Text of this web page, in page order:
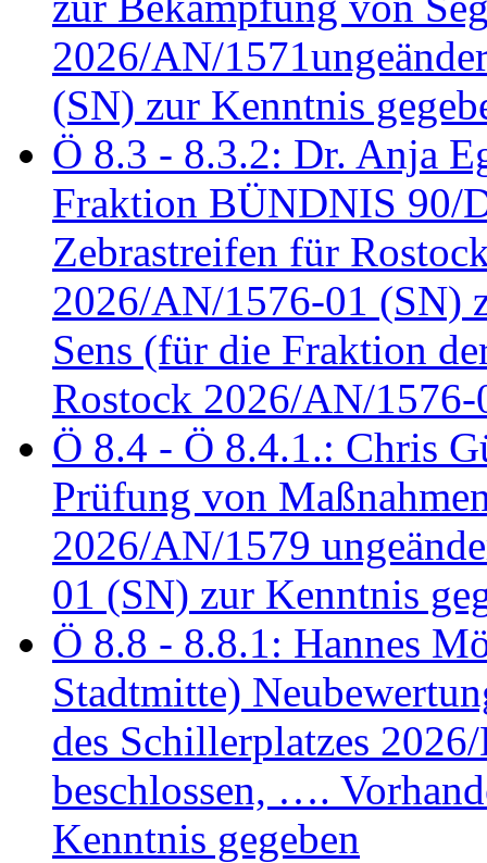
2026/AN/
(SN) zur Kenntnis
Ö 8.3 - 8.3.2: Dr. Anja
Fraktion BÜNDNIS 90/
Zebrastreifen für
2026/AN/1576-01 (SN)
Sens (für die Fraktion
Rostock 2026/AN/1576-
Ö 8.4 - Ö 8.4.1.: Chris
Prüfung von
2026/AN/1579
01 (SN) zur Kenntnis
Ö 8.8 - 8.8.1: Hannes
Stadtmitte)
des Schillerplatzes
beschlossen, ….
Kenntnis gegeben